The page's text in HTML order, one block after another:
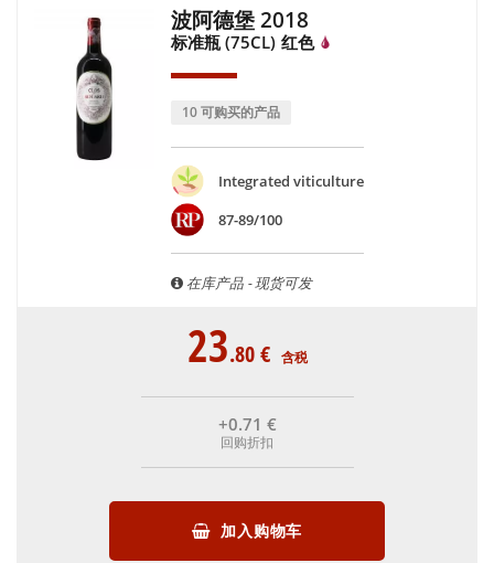
波阿德堡 2018
标准瓶 (75CL) 红色
10 可购买的产品
Integrated viticulture
87-89/100
在库产品 - 现货可发
23.80€ 含税
+0.71 €
回购折扣
加入购物车